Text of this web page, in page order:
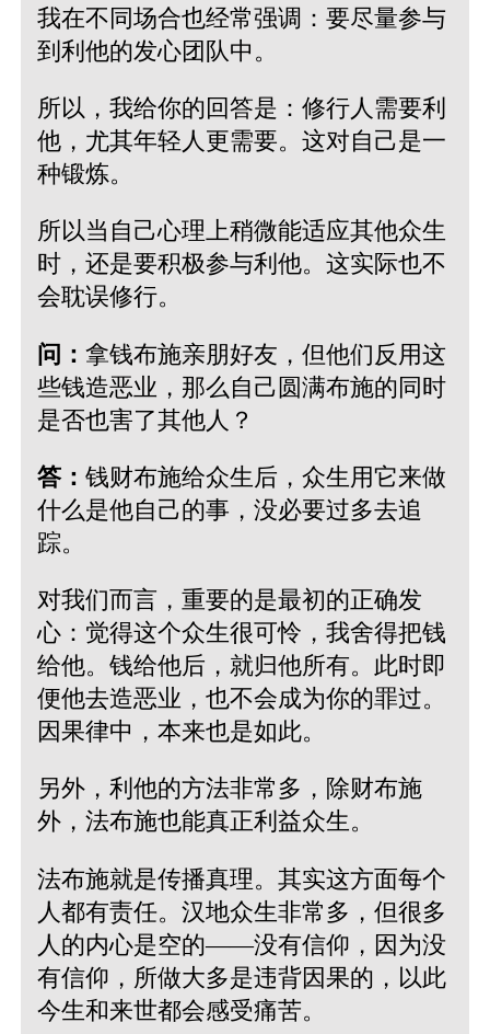
我在不同场合也经常强调：要尽量参与
到利他的发心团队中。
所以，我给你的回答是：修行人需要利
他，尤其年轻人更需要。这对自己是一
种锻炼。
所以当自己心理上稍微能适应其他众生
时，还是要积极参与利他。这实际也不
会耽误修行。
问： 拿钱布施亲朋好友，但他们反用这
些钱造恶业，那么自己圆满布施的同时
是否也害了其他人？
答： 钱财布施给众生后，众生用它来做
什么是他自己的事，没必要过多去追
踪。
对我们而言，重要的是最初的正确发
心：觉得这个众生很可怜，我舍得把钱
给他。钱给他后，就归他所有。此时即
便他去造恶业，也不会成为你的罪过。
因果律中，本来也是如此。
另外，利他的方法非常多，除财布施
外，法布施也能真正利益众生。
法布施就是传播真理。其实这方面每个
人都有责任。汉地众生非常多，但很多
人的内心是空的——没有信仰，因为没
有信仰，所做大多是违背因果的，以此
今生和来世都会感受痛苦。